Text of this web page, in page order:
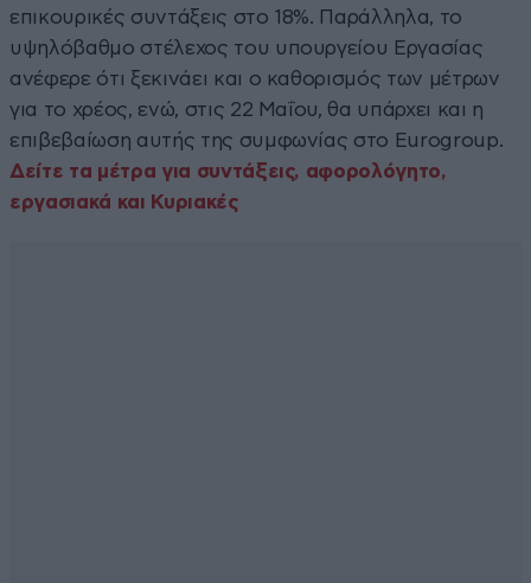
επικουρικές συντάξεις στο 18%. Παράλληλα, το
υψηλόβαθμο στέλεχος του υπουργείου Εργασίας
ανέφερε ότι ξεκινάει και ο καθορισμός των μέτρων
για το χρέος, ενώ, στις 22 Μαΐου, θα υπάρχει και η
επιβεβαίωση αυτής της συμφωνίας στο Eurogroup.
Δείτε τα μέτρα για συντάξεις, αφορολόγητο,
εργασιακά και Κυριακές